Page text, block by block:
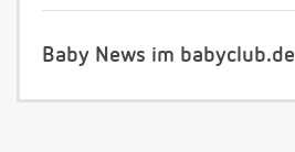
Baby News im babyclub.de